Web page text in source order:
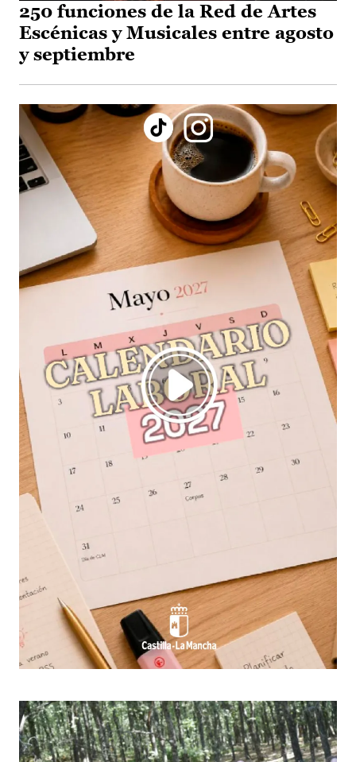
250 funciones de la Red de Artes
Escénicas y Musicales entre agosto
y septiembre